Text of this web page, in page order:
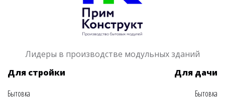
Лидеры в производстве модульных зданий
Для стройки
Бытовка
Для дачи
Бытовка